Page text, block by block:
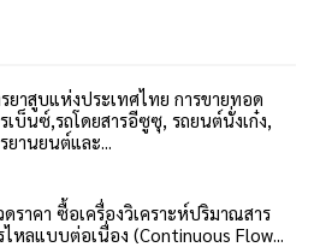
ยาสูบแห่งประเทศไทย การขายทอด
เบ็นซ์,รถโดยสารอีซูซุ, รถยนต์นั่งเก๋ง,
านยนต์และ...
ราคา ซื้อเครื่องวิเคราะห์ปริมาณสาร
หลแบบต่อเนื่อง (Continuous Flow...